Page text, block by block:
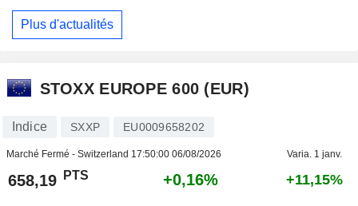
Plus d'actualités
STOXX EUROPE 600 (EUR)
Indice SXXP EU0009658202
Marché Fermé - Switzerland 17:50:00 06/08/2026 Varia. 1 janv.
658,19 PTS +0,16% +11,15%